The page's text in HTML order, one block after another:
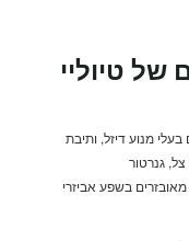
של טיוליי
מנוע דיזל, ותיבת
גנרטור
מאובזרים בשפע אביזרי